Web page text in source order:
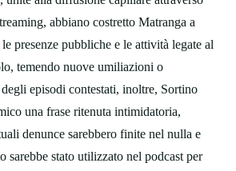
abbiano costretto Matranga a
presenze pubbliche e le attività legate al
temendo nuove umiliazioni o
episodi contestati, inoltre, Sortino
una frase ritenuta intimidatoria,
denunce sarebbero finite nel nulla e
sarebbe stato utilizzato nel podcast per